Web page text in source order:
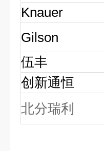
Knauer
Gilson
伍丰
创新通恒
北分瑞利